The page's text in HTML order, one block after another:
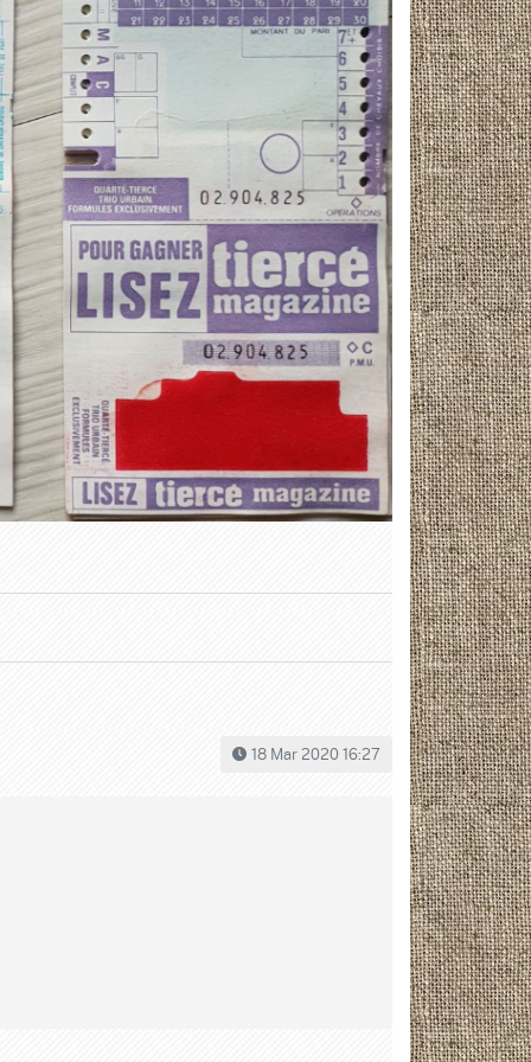
18 Mar 2020 16:27